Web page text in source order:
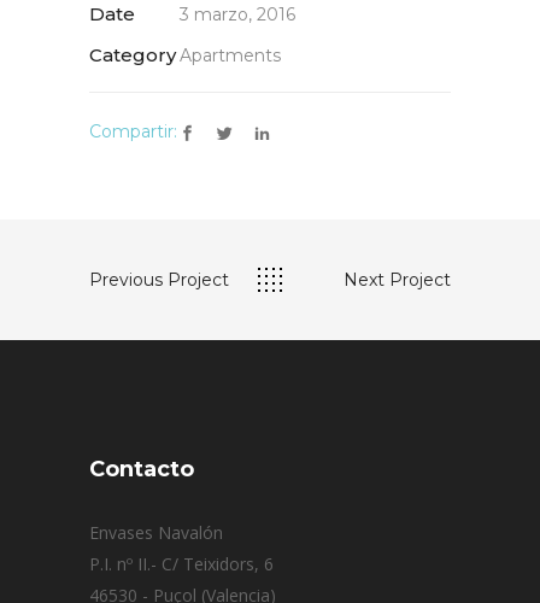
Date 3 marzo, 2016
CategoryApartments
Compartir:
Previous Project Next Project
Contacto
Envases Navalón
P.I. nº II.- C/ Teixidors, 6
46530 - Puçol (Valencia)